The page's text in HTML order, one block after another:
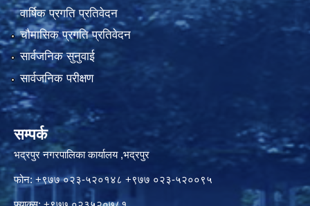
वार्षिक प्रगति प्रतिवेदन
चौमासिक प्रगति प्रतिवेदन
सार्वजनिक सुनुवाई
सार्वजनिक परीक्षण
सम्पर्क
भद्रपुर नगरपालिका कार्यालय ,भद्रपुर
फोन: +९७७ ०२३-५२०१४८ +९७७ ०२३-५२००९५